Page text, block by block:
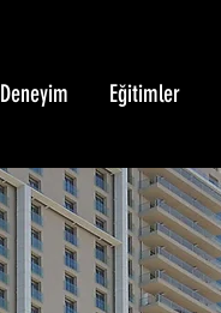
Deneyim Eğitimler